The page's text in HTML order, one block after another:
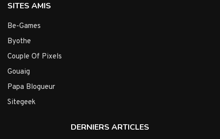
SITES AMIS
Be-Games
Byothe
Couple Of Pixels
Gouaig
Papa Blogueur
Sitegeek
DERNIERS ARTICLES